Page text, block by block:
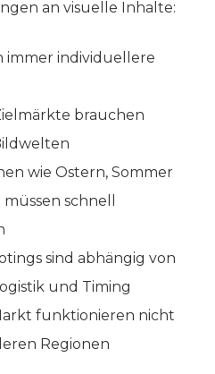
an visuelle Inhalte:
immer individuellere
brauchen
wie Ostern, Sommer
schnell
sind abhängig von
und Timing
funktionieren nicht
Regionen